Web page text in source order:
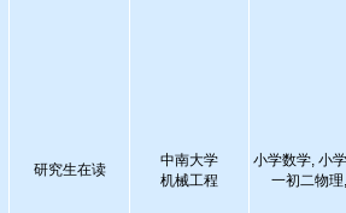
研究生在读
中南大学
机械工程
小学数学, 小
一初二物